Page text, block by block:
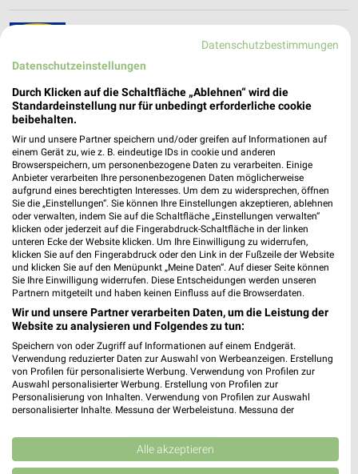
INfashion premium Filialen & Öffnungszeiten für
Noch mehr Angebote in
der weekli App!
Jetzt kostenlos laden
Datenschutzbestimmungen
Datenschutzeinstellungen
Durch Klicken auf die Schaltfläche „Ablehnen“ wird die
Standardeinstellung nur für unbedingt erforderliche cookie
beibehalten.
Wir und unsere Partner speichern und/oder greifen auf Informationen auf
einem Gerät zu, wie z. B. eindeutige IDs in cookie und anderen
Browserspeichern, um personenbezogene Daten zu verarbeiten. Einige
Anbieter verarbeiten Ihre personenbezogenen Daten möglicherweise
aufgrund eines berechtigten Interesses. Um dem zu widersprechen, öffnen
Sie die „Einstellungen“. Sie können Ihre Einstellungen akzeptieren, ablehnen
oder verwalten, indem Sie auf die Schaltfläche „Einstellungen verwalten“
klicken oder jederzeit auf die Fingerabdruck-Schaltfläche in der linken
unteren Ecke der Website klicken. Um Ihre Einwilligung zu widerrufen,
klicken Sie auf den Fingerabdruck oder den Link in der Fußzeile der Website
und klicken Sie auf den Menüpunkt „Meine Daten“. Auf dieser Seite können
Sie Ihre Einwilligung widerrufen. Diese Entscheidungen werden unseren
Partnern mitgeteilt und haben keinen Einfluss auf die Browserdaten.
Wir und unsere Partner verarbeiten Daten, um die Leistung der
Website zu analysieren und Folgendes zu tun:
Speichern von oder Zugriff auf Informationen auf einem Endgerät.
Verwendung reduzierter Daten zur Auswahl von Werbeanzeigen. Erstellung
von Profilen für personalisierte Werbung. Verwendung von Profilen zur
Auswahl personalisierter Werbung. Erstellung von Profilen zur
Personalisierung von Inhalten. Verwendung von Profilen zur Auswahl
personalisierter Inhalte. Messung der Werbeleistung. Messung der
Kombinationen von Daten aus verschiedenen Quellen. Entwicklung und
Verbesserung der Angebote. Verwendung reduzierter Daten zur Auswahl
von Inhalten.
Alle akzeptieren